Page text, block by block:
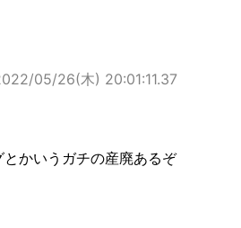
05/26(木) 20:01:11.37
かいうガチの産廃あるぞ